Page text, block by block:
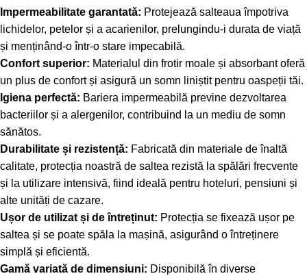
Impermeabilitate garantată: Protejează salteaua împotriva
lichidelor, petelor și a acarienilor, prelungindu-i durata de viață
și menținând-o într-o stare impecabilă.
Confort superior: Materialul din frotir moale și absorbant oferă
un plus de confort și asigură un somn liniștit pentru oaspeții tăi.
Igiena perfectă: Bariera impermeabilă previne dezvoltarea
bacteriilor și a alergenilor, contribuind la un mediu de somn
sănătos.
Durabilitate și rezistență: Fabricată din materiale de înaltă
calitate, protecția noastră de saltea rezistă la spălări frecvente
și la utilizare intensivă, fiind ideală pentru hoteluri, pensiuni și
alte unități de cazare.
Ușor de utilizat și de întreținut: Protecția se fixează ușor pe
saltea și se poate spăla la mașină, asigurând o întreținere
simplă și eficientă.
Gamă variată de dimensiuni: Disponibilă în diverse